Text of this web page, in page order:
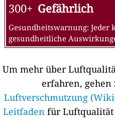
300+ Gefährlich
Gesundheitswarnung: Jeder
gesundheitliche
Um mehr über
erfahren, gehen
Luftverschmutzung
Leitfaden für Luftqualität